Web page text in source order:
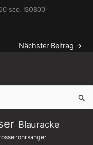
sec, ISO800)
Nächster Beitrag →
Blauracke